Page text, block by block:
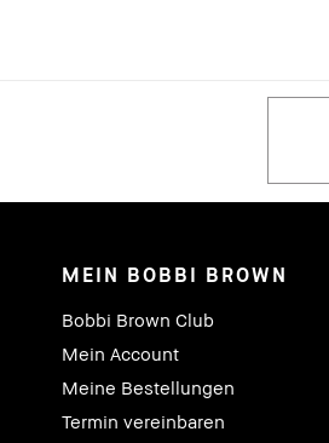
MEIN BOBBI BROWN
Bobbi Brown Club
Mein Account
Meine Bestellungen
Termin vereinbaren